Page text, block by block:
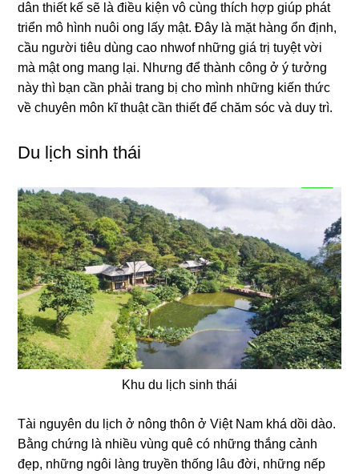
dân thiết kế sẽ là điều kiện vô cùng thích hợp giúp phát
triển mô hình nuôi ong lấy mật. Đây là mặt hàng ổn định,
cầu người tiêu dùng cao nhwof những giá trị tuyệt vời
mà mật ong mang lại. Nhưng để thành công ở ý tưởng
này thì bạn cần phải trang bị cho mình những kiến thức
về chuyên môn kĩ thuật cần thiết để chăm sóc và duy trì.
Du lịch sinh thái
Khu du lịch sinh thái
Tài nguyên du lịch ở nông thôn ở Việt Nam khá dồi dào.
Bằng chứng là nhiều vùng quê có những thắng cảnh
đẹp, những ngôi làng truyền thống lâu đời, những nếp